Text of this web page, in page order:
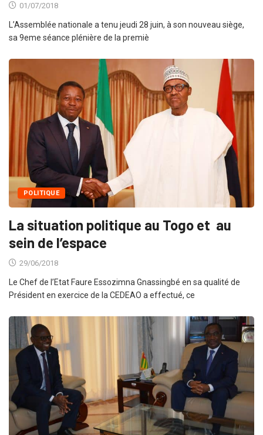
01/07/2018
L’Assemblée nationale a tenu jeudi 28 juin, à son nouveau siège,
sa 9eme séance plénière de la premiè
POLITIQUE
La situation politique au Togo et au
sein de l’espace
29/06/2018
Le Chef de l’Etat Faure Essozimna Gnassingbé en sa qualité de
Président en exercice de la CEDEAO a effectué, ce